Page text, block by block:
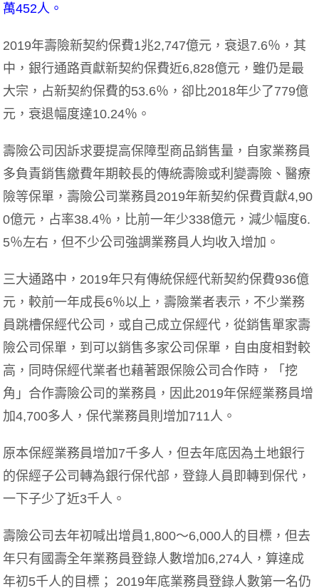
萬452人。
2019年壽險新契約保費1兆2,747億元，衰退7.6％，其
中，銀行通路貢獻新契約保費近6,828億元，雖仍是最
大宗，占新契約保費的53.6％，卻比2018年少了779億
元，衰退幅度達10.24％。
壽險公司因訴求要提高保障型商品銷售量，自家業務員
多負責銷售繳費年期較長的傳統壽險或利變壽險、醫療
險等保單，壽險公司業務員2019年新契約保費貢獻4,90
0億元，占率38.4％，比前一年少338億元，減少幅度6.
5％左右，但不少公司強調業務員人均收入增加。
三大通路中，2019年只有傳統保經代新契約保費936億
元，較前一年成長6％以上，壽險業者表示，不少業務
員跳槽保經代公司，或自己成立保經代，從銷售單家壽
險公司保單，到可以銷售多家公司保單，自由度相對較
高，同時保經代業者也藉著跟保險公司合作時，「挖
角」合作壽險公司的業務員，因此2019年保經業務員增
加4,700多人，保代業務員則增加711人。
原本保經業務員增加7千多人，但去年底因為土地銀行
的保經子公司轉為銀行保代部，登錄人員即轉到保代，
一下子少了近3千人。
壽險公司去年初喊出增員1,800～6,000人的目標，但去
年只有國壽全年業務員登錄人數增加6,274人，算達成
年初5千人的目標； 2019年底業務員登錄人數第一名仍